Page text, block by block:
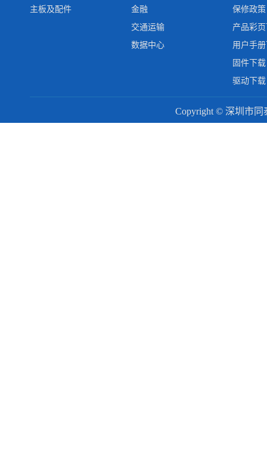
主板及配件
金融
交通运输
数据中心
保修政策
产品彩
用户手
固件下载
驱动下载
Copyright © 深圳市同